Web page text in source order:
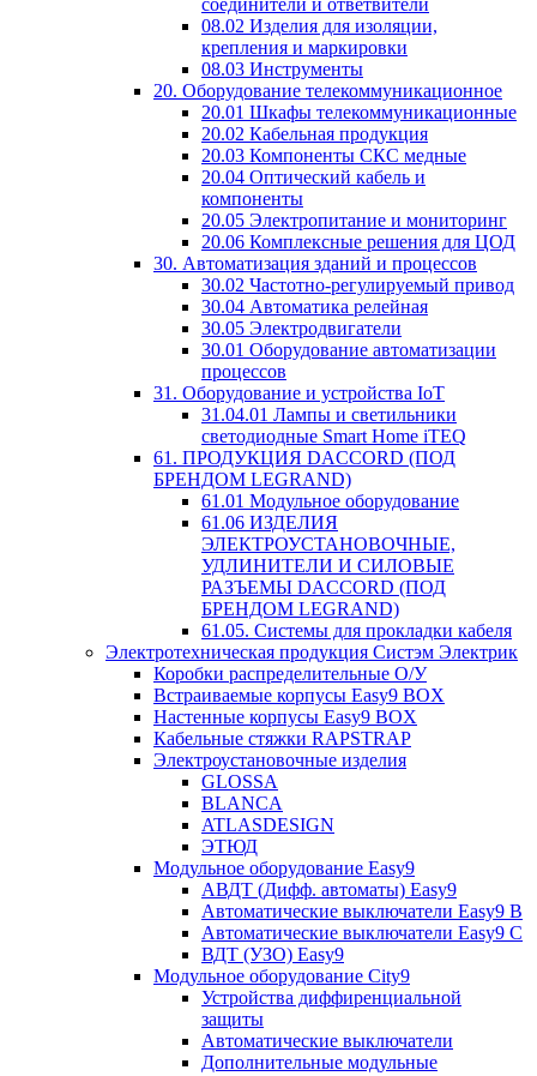
08.02 Изделия для изоляции,
крепления и маркировки
08.03 Инструменты
20. Оборудование телекоммуникационное
20.01 Шкафы телекоммуникационные
20.02 Кабельная продукция
20.03 Компоненты СКС медные
20.04 Оптический кабель и
компоненты
20.05 Электропитание и мониторинг
20.06 Комплексные решения для ЦОД
30. Автоматизация зданий и процессов
30.02 Частотно-регулируемый привод
30.04 Автоматика релейная
30.05 Электродвигатели
30.01 Оборудование автоматизации
процессов
31. Оборудование и устройства IoT
31.04.01 Лампы и светильники
светодиодные Smart Home iTEQ
61. ПРОДУКЦИЯ DACCORD (ПОД
БРЕНДОМ LEGRAND)
61.01 Модульное оборудование
61.06 ИЗДЕЛИЯ
ЭЛЕКТРОУСТАНОВОЧНЫЕ,
УДЛИНИТЕЛИ И СИЛОВЫЕ
РАЗЪЕМЫ DACCORD (ПОД
БРЕНДОМ LEGRAND)
61.05. Системы для прокладки кабеля
Электротехническая продукция Систэм Электрик
Коробки распределительные О/У
Встраиваемые корпусы Easy9 BOX
Настенные корпусы Easy9 BOX
Кабельные стяжки RAPSTRAP
Электроустановочные изделия
GLOSSA
BLANCA
ATLASDESIGN
ЭТЮД
Модульное оборудование Easy9
АВДТ (Дифф. автоматы) Easy9
Автоматические выключатели Easy9 В
Автоматические выключатели Easy9 С
ВДТ (УЗО) Easy9
Модульное оборудование City9
Устройства диффиренциальной
защиты
Автоматические выключатели
Дополнительные модульные